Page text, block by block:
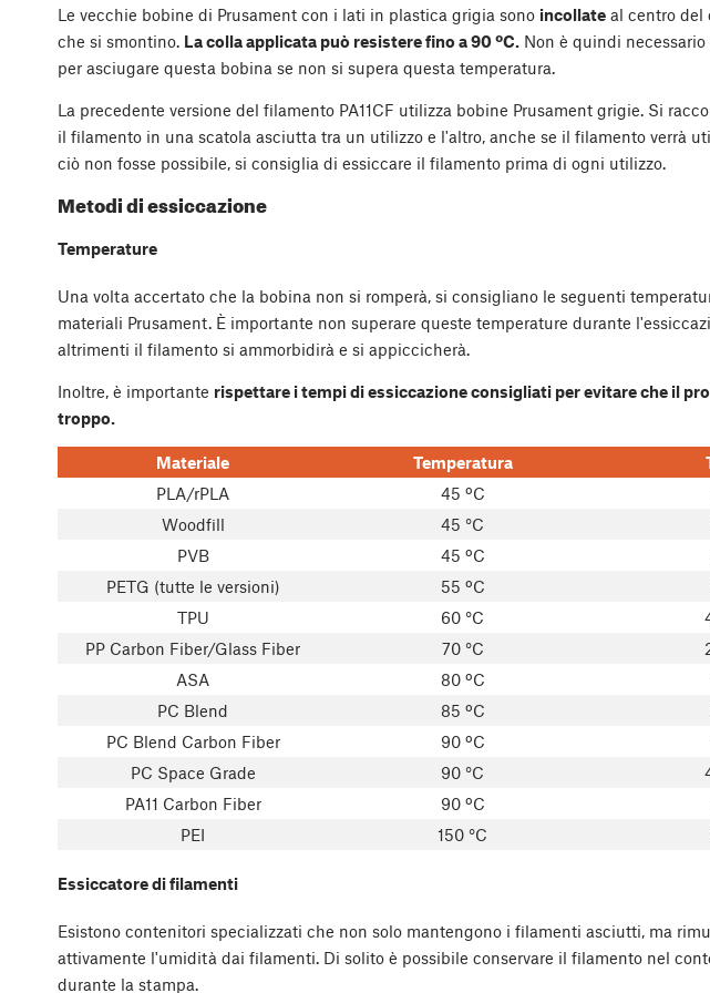
Le vecchie bobine di Prusament con i lati in plastica grigia sono incollate al centro del
che si smontino. La colla applicata può resistere fino a 90 ºC. Non è quindi
per asciugare questa bobina se non si supera questa temperatura.
La precedente versione del filamento PA11CF utilizza bobine Prusament grigie. Si
il filamento in una scatola asciutta tra un utilizzo e l'altro, anche se il filamento verrà
ciò non fosse possibile, si consiglia di essiccare il filamento prima di ogni utilizzo.
Metodi di essiccazione
Temperature
Una volta accertato che la bobina non si romperà, si consigliano le seguenti
materiali Prusament. È importante non superare queste temperature durante
altrimenti il filamento si ammorbidirà e si appiccicherà.
Inoltre, è importante rispettare i tempi di essiccazione consigliati per evitare che il
troppo.
Materiale Temperatura
PLA/rPLA
45 ºC
Woodfill
45 °C
PVB
45 ºC
PETG (tutte le versioni)
55 ºC
TPU
60 °C
PP Carbon Fiber/Glass Fiber
70 °C
ASA
80 ºC
PC Blend
85 ºC
PC Blend Carbon Fiber
90 ºC
PC Space Grade
90 °C
PA11 Carbon Fiber
90 ºC
PEI
150 °C
Essiccatore di filamenti
Esistono contenitori specializzati che non solo mantengono i filamenti asciutti, ma
attivamente l'umidità dai filamenti. Di solito è possibile conservare il filamento nel
durante la stampa.